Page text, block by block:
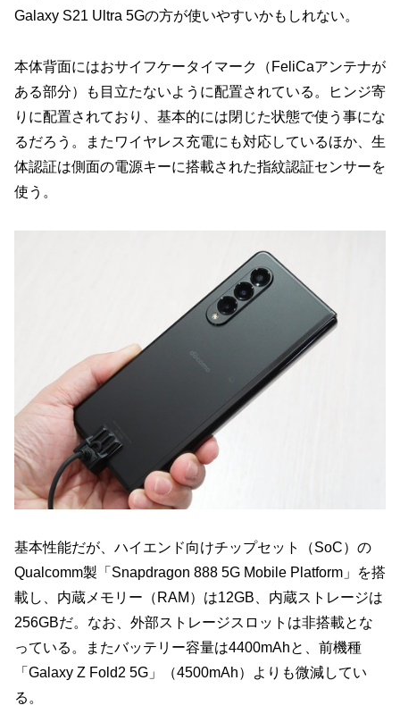
Galaxy S21 Ultra 5Gの方が使いやすいかもしれない。
本体背面にはおサイフケータイマーク（FeliCaアンテナが
ある部分）も目立たないように配置されている。ヒンジ寄
りに配置されており、基本的には閉じた状態で使う事にな
るだろう。またワイヤレス充電にも対応しているほか、生
体認証は側面の電源キーに搭載された指紋認証センサーを
使う。
基本性能だが、ハイエンド向けチップセット（SoC）の
Qualcomm製「Snapdragon 888 5G Mobile Platform」を搭
載し、内蔵メモリー（RAM）は12GB、内蔵ストレージは
256GBだ。なお、外部ストレージスロットは非搭載とな
っている。またバッテリー容量は4400mAhと、前機種
「Galaxy Z Fold2 5G」（4500mAh）よりも微減してい
る。